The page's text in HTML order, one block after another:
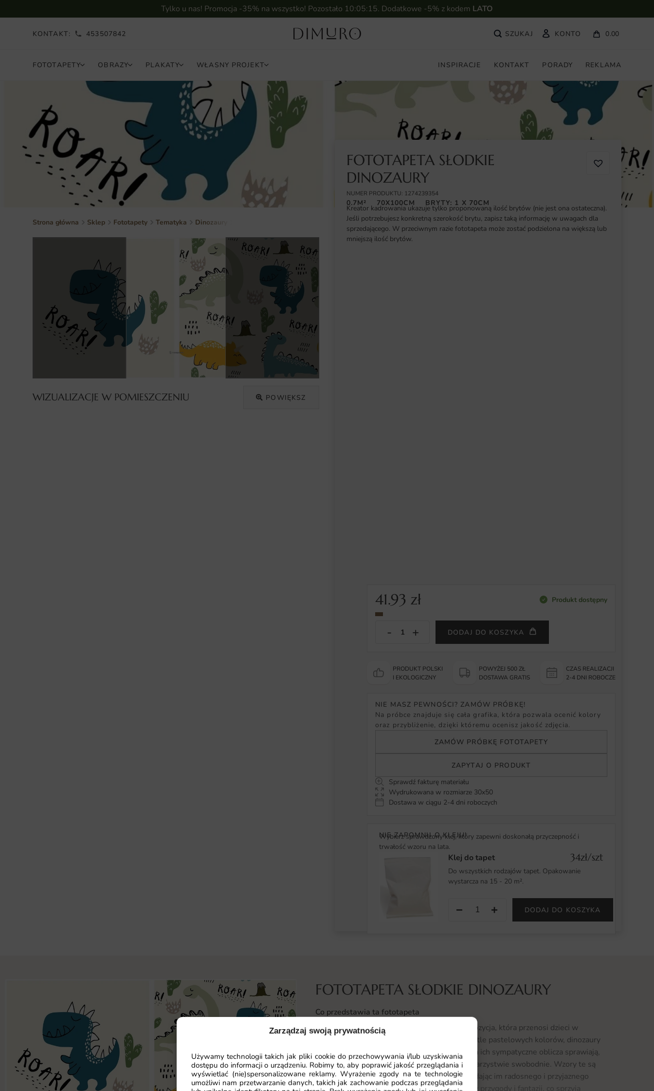
Zarządzaj swoją prywatnością
Używamy technologii takich jak pliki cookie do przechowywania i/lub uzyskiwania
dostępu do informacji o urządzeniu. Robimy to, aby poprawić jakość przeglądania i
wyświetlać (nie)spersonalizowane reklamy. Wyrażenie zgody na te technologie
umożliwi nam przetwarzanie danych, takich jak zachowanie podczas przeglądania
Tylko u nas! Promocja -35% na wszystko! Pozostało 10:05:14. Dodatkowe -5% z kodem LATO
KONTAKT: 453507842 KONTO 0.00
FOTOTAPETY OBRAZY PLAKATY WŁASNY PROJEKT INSPIRACJE KONTAKT PORADY REKLAMA
Strona główna Sklep Fototapety Tematyka Dinozaury
WIZUALIZACJE W POMIESZCZENIU POWIĘKSZ
FOTOTAPETA SŁODKIE
DINOZAURY
NUMER PRODUKTU: 1274239354
0.7M² 70X100CM BRYTY: 1 X 70CM
Kreator kadrowania ukazuje tylko proponowaną ilość brytów (nie jest ona ostateczna).
Jeśli potrzebujesz konkretną szerokość brytu, zapisz taką informację w uwagach dla
sprzedającego. W przeciwnym razie fototapeta może zostać podzielona na większą lub
mniejszą ilość brytów.
41.93zł Produkt dostępny
DODAJ DO KOSZYKA
PRODUKT POLSKI
I EKOLOGICZNY
POWYŻEJ 500 ZŁ
DOSTAWA GRATIS
CZAS REALIZACJI
2-4 DNI ROBOCZE
NIE MASZ PEWNOŚCI? ZAMÓW PRÓBKĘ!
Na próbce znajduje się cała grafika, która pozwala ocenić kolory
oraz przybliżenie, dzięki któremu ocenisz jakość zdjęcia.
ZAMÓW PRÓBKĘ FOTOTAPETY
ZAPYTAJ O PRODUKT
Sprawdź fakturę materiału
Wydrukowana w rozmiarze 30x50
Dostawa w ciągu 2-4 dni roboczych
NIE ZAPOMNIJ O KLEJU!
Wybierz sprawdzony klej, który zapewni doskonałą przyczepność i
trwałość wzoru na lata.
Klej do tapet 34zł/szt
Do wszystkich rodzajów tapet. Opakowanie
wystarcza na 15 - 20 m².
− + DODAJ DO KOSZYKA
FOTOTAPETA SŁODKIE DINOZAURY
Co przedstawia ta fototapeta
Fototapeta Słodkie Dinozaury to urocza kompozycja, która przenosi dzieci w
fascynujący świat prehistorycznych gadów. Na tle pastelowych kolorów, dinozaury
w różnych pozach urzekają swoim wyglądem, a ich sympatyczne oblicza sprawiają,
że każde dziecko od razu poczuje się w ich towarzystwie swobodnie. Wzory te są
idealnie dopasowane do dziecięcych pokoi, dodając im radosnego i przyjaznego
charakteru. Fototapeta łączy w sobie elementy przygody i fantazji, co sprzyja